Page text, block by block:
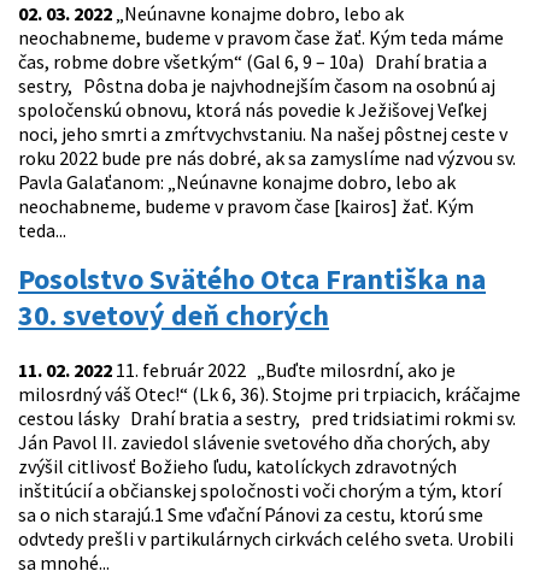
02. 03. 2022 „Neúnavne konajme dobro, lebo ak
neochabneme, budeme v pravom čase žať. Kým teda máme
čas, robme dobre všetkým“ (Gal 6, 9 – 10a) Drahí bratia a
sestry, Pôstna doba je najvhodnejším časom na osobnú aj
spoločenskú obnovu, ktorá nás povedie k Ježišovej Veľkej
noci, jeho smrti a zmŕtvychvstaniu. Na našej pôstnej ceste v
roku 2022 bude pre nás dobré, ak sa zamyslíme nad výzvou sv.
Pavla Galaťanom: „Neúnavne konajme dobro, lebo ak
neochabneme, budeme v pravom čase [kairos] žať. Kým
teda...
Posolstvo Svätého Otca Františka na
30. svetový deň chorých
11. 02. 2022 11. február 2022 „Buďte milosrdní, ako je
milosrdný váš Otec!“ (Lk 6, 36). Stojme pri trpiacich, kráčajme
cestou lásky Drahí bratia a sestry, pred tridsiatimi rokmi sv.
Ján Pavol II. zaviedol slávenie svetového dňa chorých, aby
zvýšil citlivosť Božieho ľudu, katolíckych zdravotných
inštitúcií a občianskej spoločnosti voči chorým a tým, ktorí
sa o nich starajú.1 Sme vďační Pánovi za cestu, ktorú sme
odvtedy prešli v partikulárnych cirkvách celého sveta. Urobili
sa mnohé...